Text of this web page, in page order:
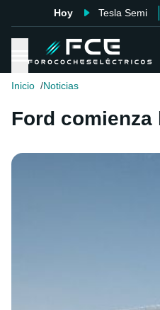
Hoy Tesla Semi
Inicio Noticias
Ford